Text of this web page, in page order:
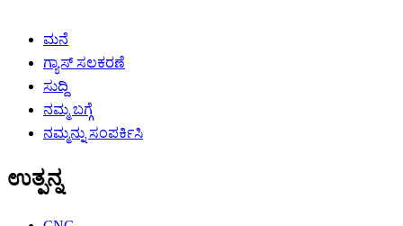
ಮನೆ
ಗ್ಯಾಸ್ ಸಲಕರಣೆ
ಸುದ್ದಿ
ನಮ್ಮ ಬಗ್ಗೆ
ನಮ್ಮನ್ನು ಸಂಪರ್ಕಿಸಿ
ಉತ್ಪನ್ನ